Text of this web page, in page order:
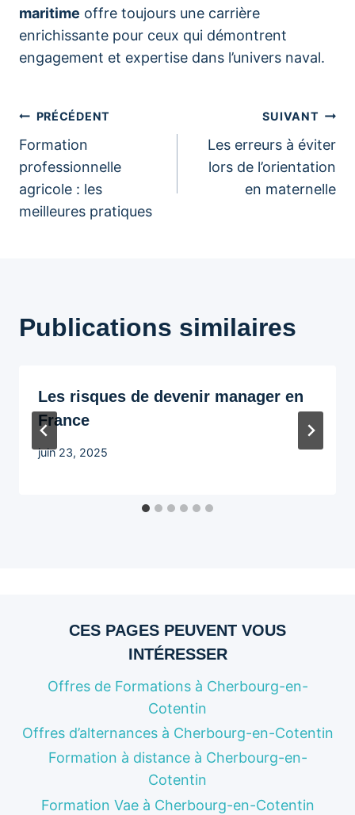
maritime offre toujours une carrière
enrichissante pour ceux qui démontrent
engagement et expertise dans l’univers naval.
Navigation
de
l’article
PRÉCÉDENT
Formation
professionnelle
agricole : les
meilleures pratiques
SUIVANT
Les erreurs à éviter
lors de l’orientation
en maternelle
Publications similaires
Les risques de devenir manager en
France
juin 23, 2025
CES PAGES PEUVENT VOUS
INTÉRESSER
Offres de Formations à Cherbourg-en-
Cotentin
Offres d’alternances à Cherbourg-en-Cotentin
Formation à distance à Cherbourg-en-
Cotentin
Formation Vae à Cherbourg-en-Cotentin